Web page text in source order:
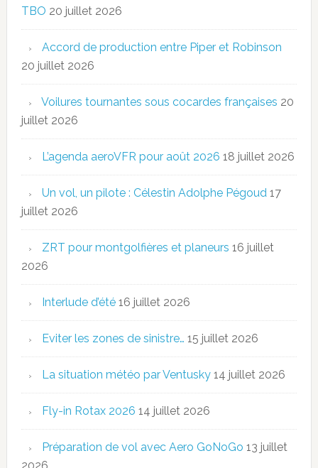
TBO 20 juillet 2026
Accord de production entre Piper et Robinson
20 juillet 2026
Voilures tournantes sous cocardes françaises 20
juillet 2026
L’agenda aeroVFR pour août 2026 18 juillet 2026
Un vol, un pilote : Célestin Adolphe Pégoud 17
juillet 2026
ZRT pour montgolfières et planeurs 16 juillet
2026
Interlude d’été 16 juillet 2026
Eviter les zones de sinistre… 15 juillet 2026
La situation météo par Ventusky 14 juillet 2026
Fly-in Rotax 2026 14 juillet 2026
Préparation de vol avec Aero GoNoGo 13 juillet